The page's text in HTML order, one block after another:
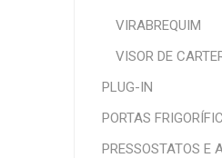
VIRABREQUIM
VISOR DE
PLUG-IN
PORTAS
PRESSOSTATOS E